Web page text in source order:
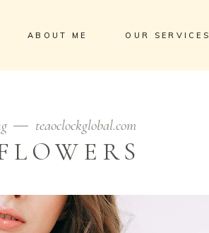
ABOUT ME OUR SERVICES
teaoclockglobal.com